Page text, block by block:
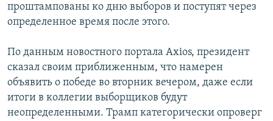
проштампованы ко дню выборов и поступят через
определенное время после этого.
По данным новостного портала Axios, президент
сказал своим приближенным, что намерен
объявить о победе во вторник вечером, даже если
итоги в коллегии выборщиков будут
неопределенными. Трамп категорически опроверг